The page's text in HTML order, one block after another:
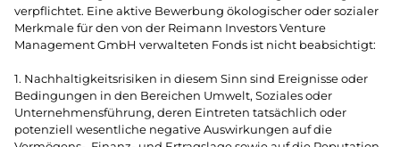
verpflichtet. Eine aktive Bewerbung ökologischer oder sozialer
Merkmale für den von der Reimann Investors Venture
Management GmbH verwalteten Fonds ist nicht beabsichtigt:
1. Nachhaltigkeitsrisiken in diesem Sinn sind Ereignisse oder
Bedingungen in den Bereichen Umwelt, Soziales oder
Unternehmensführung, deren Eintreten tatsächlich oder
potenziell wesentliche negative Auswirkungen auf die